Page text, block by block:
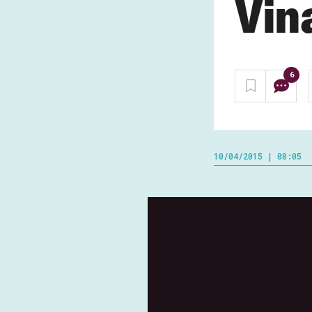
6
10/04/2015 | 08:05